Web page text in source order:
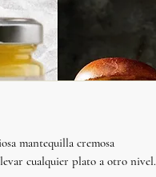
mantequilla cremosa
cualquier plato a otro nivel.